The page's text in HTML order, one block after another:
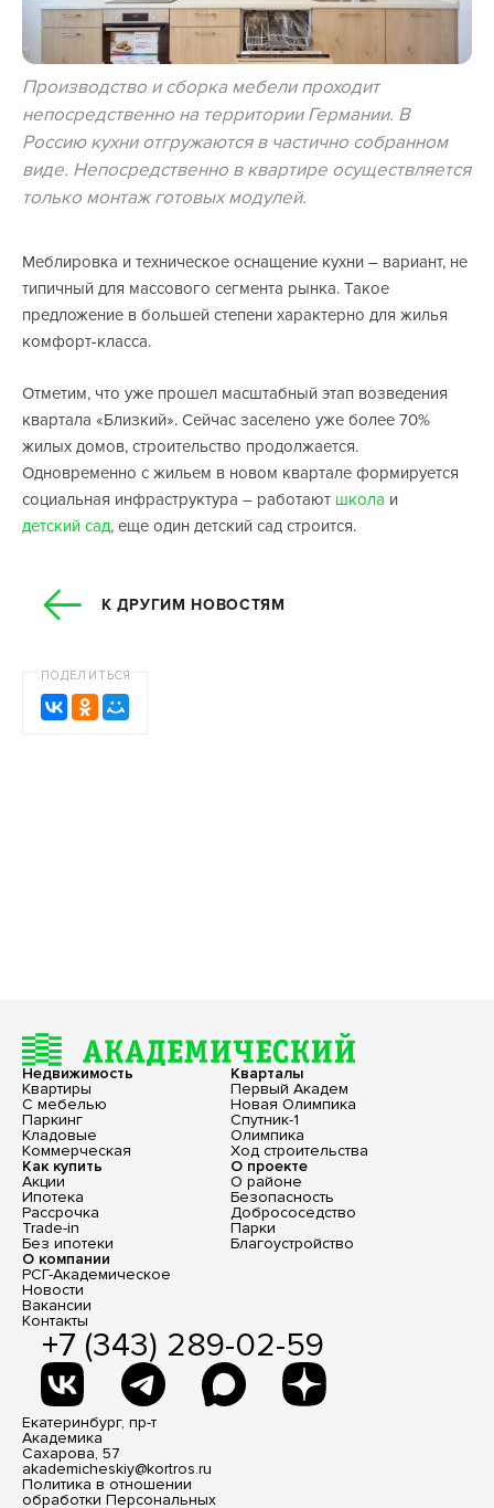
Производство и сборка мебели проходит
непосредственно на территории Германии. В
Россию кухни отгружаются в частично собранном
виде. Непосредственно в квартире осуществляется
только монтаж готовых модулей.
Меблировка и техническое оснащение кухни – вариант, не
типичный для массового сегмента рынка. Такое
предложение в большей степени характерно для жилья
комфорт-класса.
Отметим, что уже прошел масштабный этап возведения
квартала «Близкий». Сейчас заселено уже более 70%
жилых домов, строительство продолжается.
Одновременно с жильем в новом квартале формируется
социальная инфраструктура – работают школа и
детский сад, еще один детский сад строится.
К ДРУГИМ НОВОСТЯМ
ПОДЕЛИТЬСЯ
Недвижимость
Квартиры
С мебелью
Паркинг
Кладовые
Коммерческая
Кварталы
Первый Академ
Новая Олимпика
Спутник-1
Олимпика
Ход строительства
Как купить
Акции
Ипотека
Рассрочка
Trade-in
Без ипотеки
О проекте
О районе
Безопасность
Добрососедство
Парки
Благоустройство
О компании
РСГ-Академическое
Новости
Вакансии
Контакты
+7 (343) 289-02-59
Екатеринбург, пр-т
Академика
Сахарова, 57
akademicheskiy@kortros.ru
Политика в отношении
обработки Персональных